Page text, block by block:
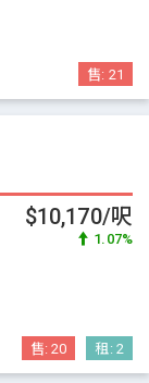
售: 21
$10,170/呎
1.07%
售:20 租: 2